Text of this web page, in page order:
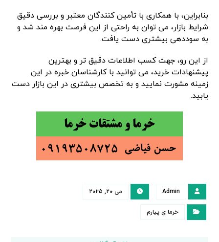
بنابراین، با همکاری با تأمین کنندگان معتبر و بررسی دقیق
شرایط بازار، می توان به راحتی از این فرصت بهره مند شد و
به سوددهی بیشتری دست یافت.
از این رو، جهت کسب اطلاعات دقیق تر و بهترین
پیشنهادات خرید، می توانید با کارشناسان خبره در این
زمینه مشورت نمایید و به تخصص بیشتری در این بازار دست
یابید.
Admin می ۲۰, ۲۰۲۵
خرما ی پیارم